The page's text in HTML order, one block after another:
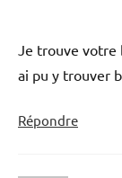
Je trouve votre
ai pu y trouver
Répondre